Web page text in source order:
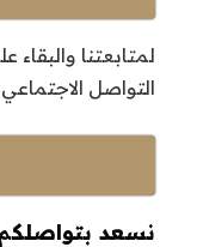
لمتابعتنا
التواصل الاجتماعي
نسعد